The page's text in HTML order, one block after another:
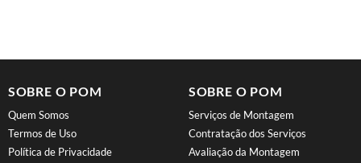
SOBRE O POM
Quem Somos
Termos de Uso
Política de Privacidade
SOBRE O POM
Serviços de Montagem
Contratação dos Serviços
Avaliação da Montagem